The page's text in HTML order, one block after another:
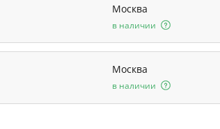
Москва
в наличии
Москва
в наличии